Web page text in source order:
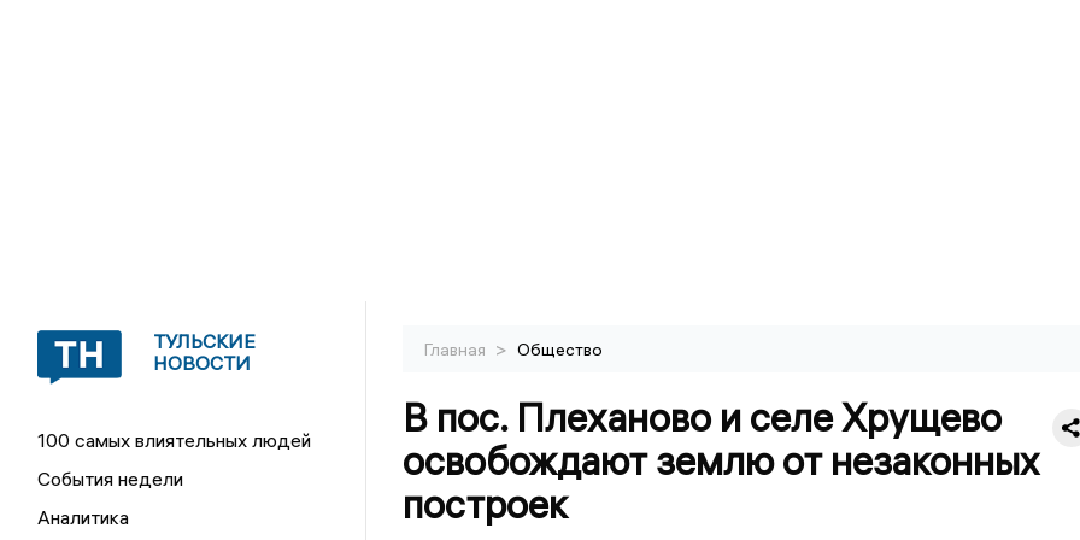
ТУЛЬСКИЕ
НОВОСТИ
100 самых влиятельных людей
События недели
Аналитика
Главная > Общество
В пос. Плеханово и селе Хрущево
освобождают землю от незаконных
построек